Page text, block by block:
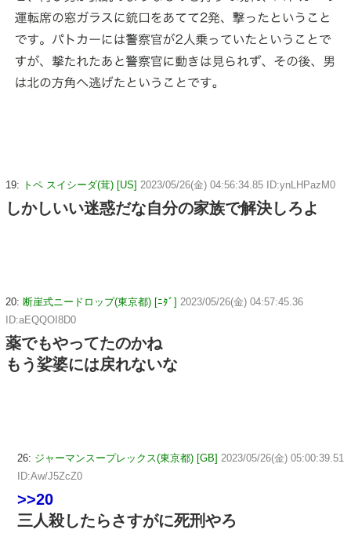
19: トペ スイシーダ(茸) [US] 2023/05/26(金) 04:56:34.85 ID:ynLHPazM0
しかしいい迷惑だな自分の家族で解決しろよ
20: 断崖式ニードロップ(東京都) [ﾆﾀﾞ] 2023/05/26(金) 04:57:45.36
ID:aEQQOI8D0
薬でもやってたのかね
もう娑婆には戻れないな
26: ジャーマンスープレックス(東京都) [GB] 2023/05/26(金) 05:00:39.51
ID:Aw/J5ZcZ0
>>20
三人殺したらさすがに死刑やろ